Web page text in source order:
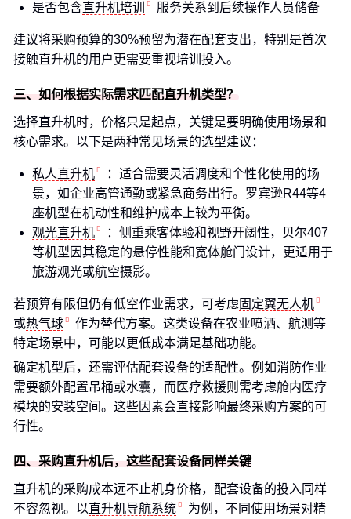
是否包含直升机培训 服务关系到后续操作人员储备
建议将采购预算的30%预留为潜在配套支出，特别是首次
接触直升机的用户更需要重视培训投入。
三、如何根据实际需求匹配直升机类型？
选择直升机时，价格只是起点，关键是要明确使用场景和
核心需求。以下是两种常见场景的选型建议：
私人直升机
：适合需要灵活调度和个性化使用的场
景，如企业高管通勤或紧急商务出行。罗宾逊R44等4
座机型在机动性和维护成本上较为平衡。
观光直升机
：侧重乘客体验和视野开阔性，贝尔407
等机型因其稳定的悬停性能和宽体舱门设计，更适用于
旅游观光或航空摄影。
若预算有限但仍有低空作业需求，可考虑 固定翼无人机
或热气球
作为替代方案。这类设备在农业喷洒、航测等
特定场景中，可能以更低成本满足基础功能。
确定机型后，还需评估配套设备的适配性。例如消防作业
需要额外配置吊桶或水囊，而医疗救援则需考虑舱内医疗
模块的安装空间。这些因素会直接影响最终采购方案的可
行性。
四、采购直升机后，这些配套设备同样关键
直升机的采购成本远不止机身价格，配套设备的投入同样
不容忽视。以直升机导航系统
为例，不同使用场景对精